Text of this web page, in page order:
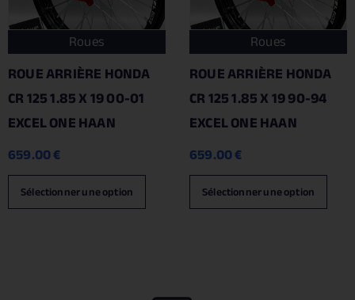
Roues
ROUE ARRIÈRE HONDA
CR 125 1.85 X 19 00-01
EXCEL ONE HAAN
659.00€
Sélectionner une option
Roues
ROUE ARRIÈRE HONDA
CR 125 1.85 X 19 90-94
EXCEL ONE HAAN
659.00€
Sélectionner une option